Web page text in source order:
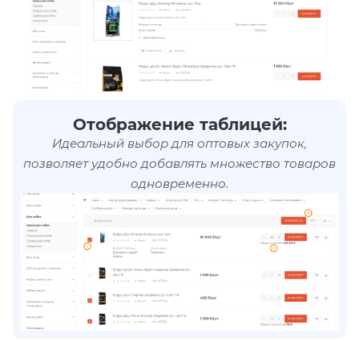
Отображение таблицей:
Идеальный выбор для оптовых закупок,
позволяет удобно добавлять множество товаров
одновременно.